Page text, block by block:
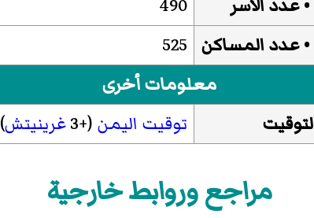
• عدد الأسر
490
• عدد المساكن 525
معلومات أخرى
توقيت اليمن (+3 غرينيتش)
مراجع وروابط خارجية